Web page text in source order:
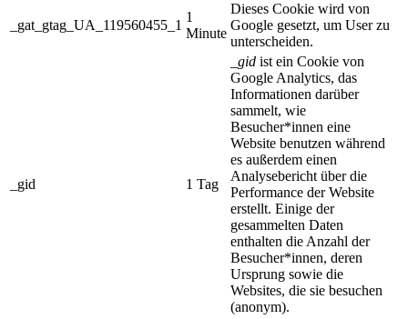
_gat_gtag_UA_119560455_1
1
Minute
Dieses Cookie wird von
Google gesetzt, um User zu
unterscheiden.
_gid 1 Tag
_gid ist ein Cookie von
Google Analytics, das
Informationen darüber
sammelt, wie
Besucher*innen eine
Website benutzen während
es außerdem einen
Analysebericht über die
Performance der Website
erstellt. Einige der
gesammelten Daten
enthalten die Anzahl der
Besucher*innen, deren
Ursprung sowie die
Websites, die sie besuchen
(anonym).